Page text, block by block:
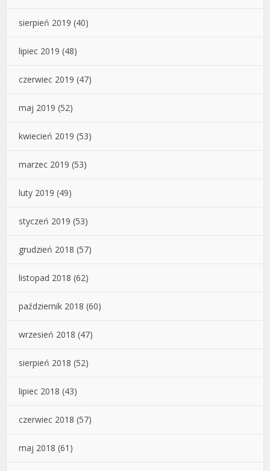
sierpień 2019 (40)
lipiec 2019 (48)
czerwiec 2019 (47)
maj 2019 (52)
kwiecień 2019 (53)
marzec 2019 (53)
luty 2019 (49)
styczeń 2019 (53)
grudzień 2018 (57)
listopad 2018 (62)
październik 2018 (60)
wrzesień 2018 (47)
sierpień 2018 (52)
lipiec 2018 (43)
czerwiec 2018 (57)
maj 2018 (61)